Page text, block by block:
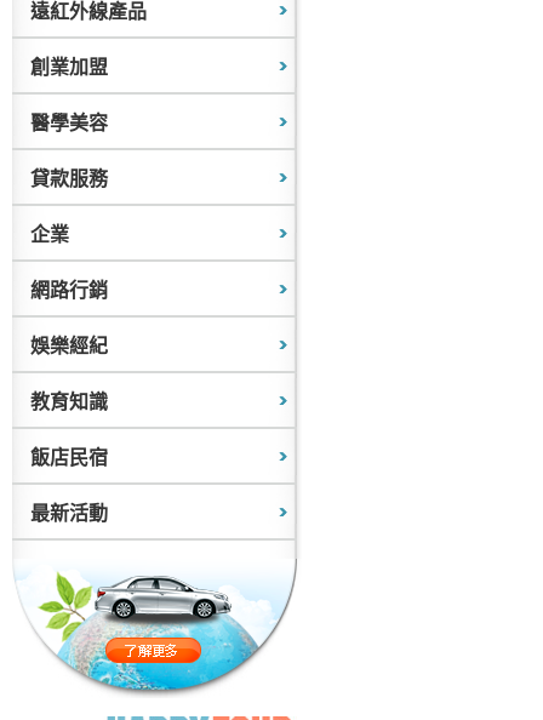
遠紅外線產品
創業加盟
醫學美容
貸款服務
企業
網路行銷
娛樂經紀
教育知識
飯店民宿
最新活動